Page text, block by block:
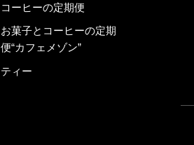
コーヒーの定期便
お菓子とコーヒーの定期
便“カフェメゾン”
ティー